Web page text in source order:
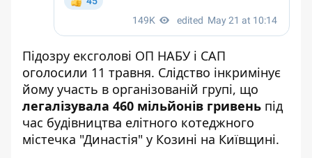
Підозру ексголові ОП НАБУ і САП
оголосили 11 травня. Слідство інкримінує
йому участь в організованій групі, що
легалізувала 460 мільйонів гривень під
час будівництва елітного котеджного
містечка "Династія" у Козині на Київщині.